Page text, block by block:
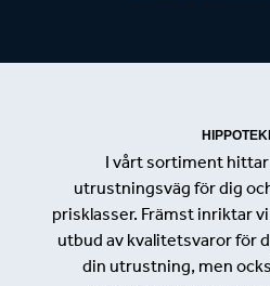
I vårt sortiment
utrustningsväg för dig
prisklasser. Främst inriktar
utbud av kvalitetsvaror för
din utrustning, men